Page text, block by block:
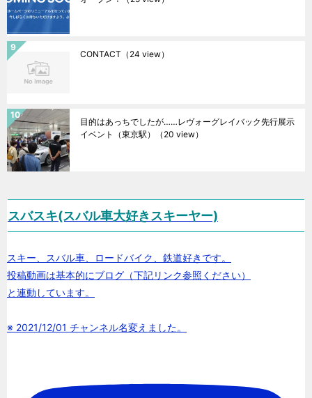
CONTACT （24 view）
目的はあっちでしたが……レヴォーグレイバック先行展示
イベント（東京駅）
（20 view）
スバスキ(スバル車大好きスキーヤー)
スキー、スバル車、ロードバイク、鉄道好きです。
投稿動画は基本的にブログ（下記リンク参照ください）
と連動しています。
※ 2021/12/01 チャンネル名変えました。